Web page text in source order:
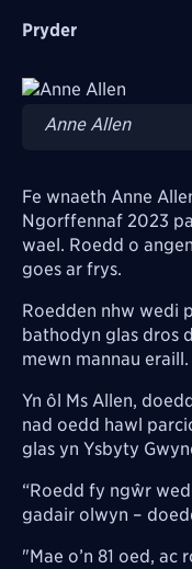
Pryder
Image
Anne Allen
Fe wnaeth Anne
Ngorffennaf 2023
wael. Roedd o
goes ar frys.
Roedden nhw wedi
bathodyn glas dros
mewn mannau eraill.
Yn ôl Ms Allen,
nad oedd hawl
glas yn Ysbyty
“Roedd fy ngŵr
gadair olwyn –
"Mae o’n 81 oed,